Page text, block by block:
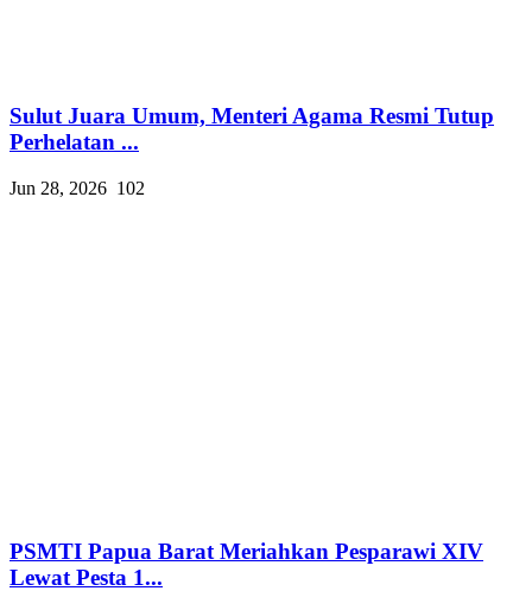
Sulut Juara Umum, Menteri Agama Resmi Tutup
Perhelatan ...
Jun 28, 2026 102
PSMTI Papua Barat Meriahkan Pesparawi XIV
Lewat Pesta 1...